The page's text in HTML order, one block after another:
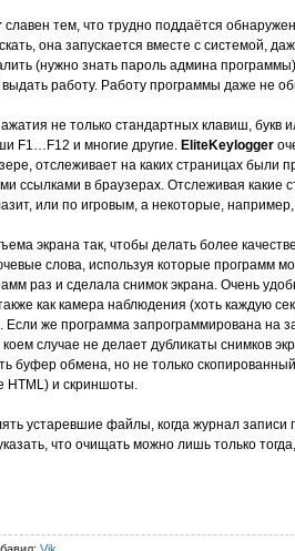
славен тем, что трудно поддаётся
она запускается вместе с системой,
(нужно знать пароль админа
выдать работу. Работу программы даже не
не только стандартных клавиш, букв
F1…F12 и многие другие. EliteKeylogger
отслеживает на каких страницах
ссылками в браузерах. Отслеживая
или по игровым, а некоторые,
экрана так, чтобы делать более
слова, используя которые программ
раз и сделала снимок экрана. Очень
как камера наблюдения (хоть каждую
же программа запрограммирована на
случае не делает дубликаты снимков
буфер обмена, но не только
HTML) и скриншоты.
устаревшие файлы, когда журнал
что очищать можно лишь только